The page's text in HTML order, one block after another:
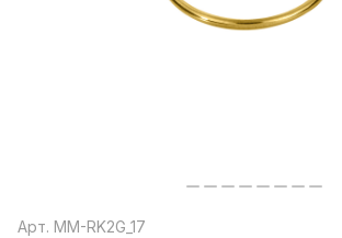
Арт. MM-RK2G_17